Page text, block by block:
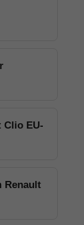
Clio EU-
Renault